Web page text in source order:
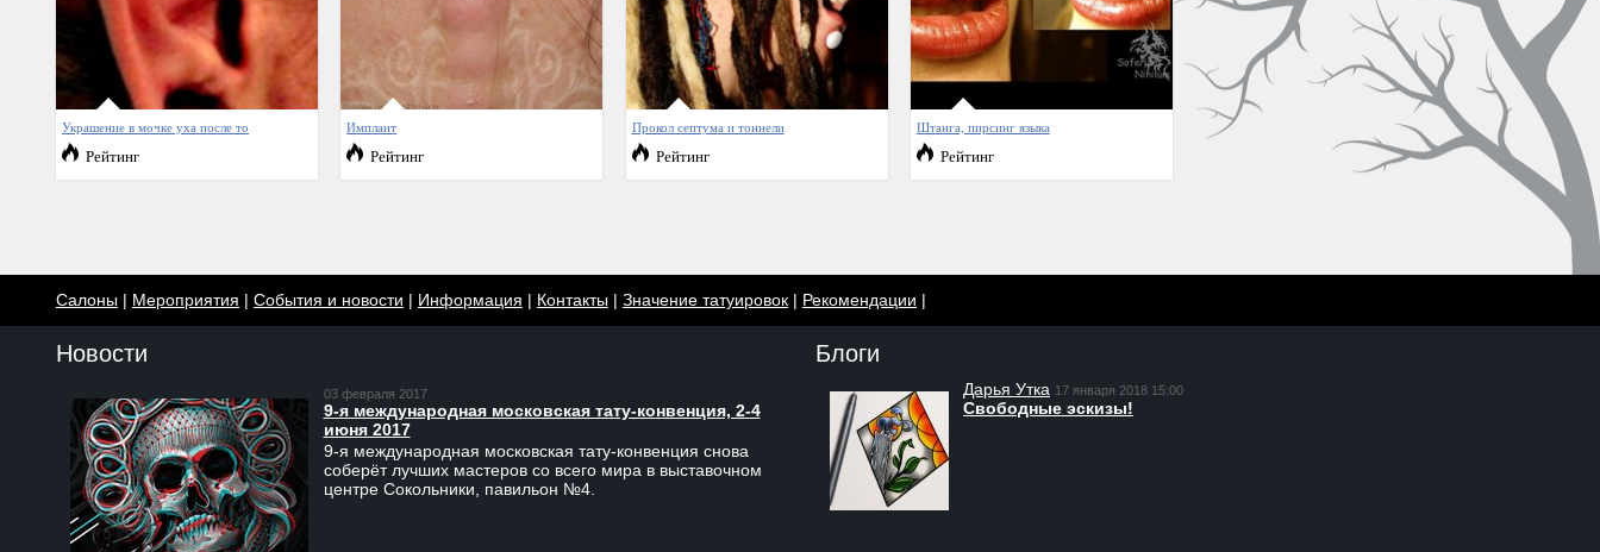
Украшение в мочке уха после то
Рейтинг
Имплант
Рейтинг
Прокол септума и тоннели
Рейтинг
Штанга, пирсинг языка
Рейтинг
Салоны | Мероприятия | События и новости | Информация | Контакты | Значение татуировок | Рекомендации |
Новости
03 февраля 2017
9-я международная московская тату-конвенция, 2-4
июня 2017
9-я международная московская тату-конвенция снова
соберёт лучших мастеров со всего мира в выставочном
центре Сокольники, павильон №4.
Блоги
Дарья Утка 17 января 2018 15:00
Свободные эскизы!